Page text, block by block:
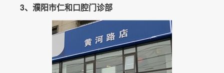
3、濮阳市仁和口腔门诊部